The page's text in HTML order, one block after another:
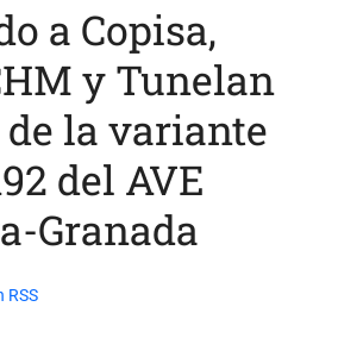
a Copisa,
y Tunelan
la variante
del AVE
Granada
RSS